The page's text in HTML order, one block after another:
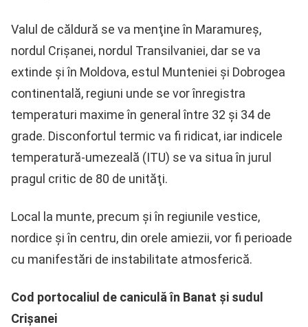
Valul de căldură se va menţine în Maramureş,
nordul Crişanei, nordul Transilvaniei, dar se va
extinde şi în Moldova, estul Munteniei şi Dobrogea
continentală, regiuni unde se vor înregistra
temperaturi maxime în general între 32 şi 34 de
grade. Disconfortul termic va fi ridicat, iar indicele
temperatură-umezeală (ITU) se va situa în jurul
pragul critic de 80 de unităţi.
Local la munte, precum şi în regiunile vestice,
nordice şi în centru, din orele amiezii, vor fi perioade
cu manifestări de instabilitate atmosferică.
Cod portocaliul de caniculă în Banat și sudul
Crişanei